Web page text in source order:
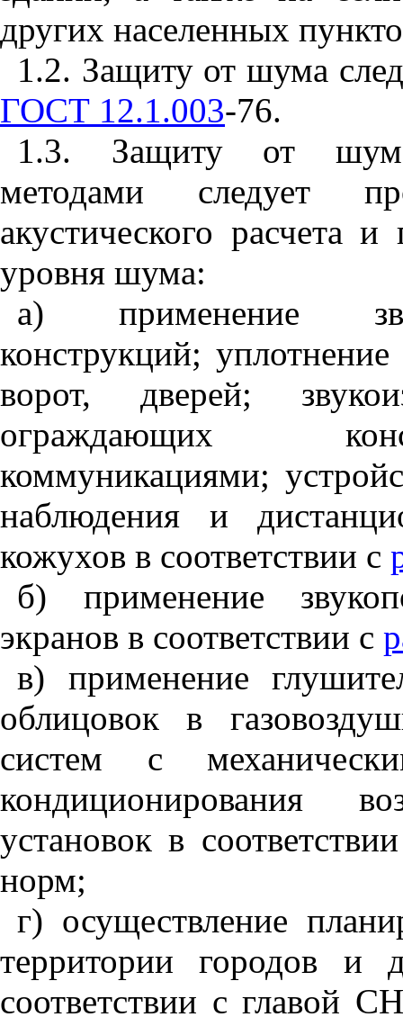
других населенных
1.2. Защиту от шума
ГОСТ 12.1.003-76.
1.3. Защиту от шума
методами следует
акустического расчета
уровня шума:
а) применение
конструкций;
ворот, дверей;
ограждающих
коммуникациями;
наблюдения и
кожухов в соответствии с
б) применение
экранов в соответствии с
в) применение
облицовок в
систем с
кондиционирования
установок в
норм;
г) осуществление
территории городов и
соответствии с главой